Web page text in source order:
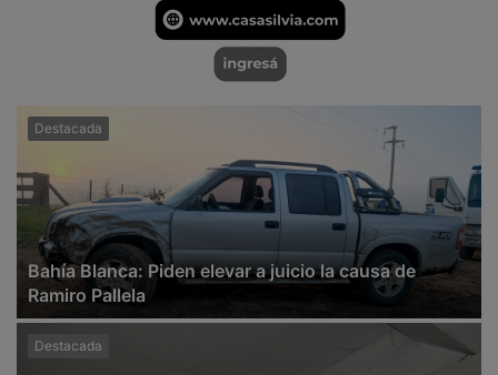
Destacada
Bahía Blanca: Piden elevar a juicio la causa de
Ramiro Pallela
Destacada